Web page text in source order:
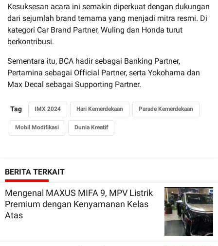
Kesuksesan acara ini semakin diperkuat dengan dukungan
dari sejumlah brand ternama yang menjadi mitra resmi. Di
kategori Car Brand Partner, Wuling dan Honda turut
berkontribusi.
Sementara itu, BCA hadir sebagai Banking Partner,
Pertamina sebagai Official Partner, serta Yokohama dan
Max Decal sebagai Supporting Partner.
Tag IMX 2024 Hari Kemerdekaan Parade Kemerdekaan
Mobil Modifikasi Dunia Kreatif
BERITA TERKAIT
Mengenal MAXUS MIFA 9, MPV Listrik
Premium dengan Kenyamanan Kelas
Atas